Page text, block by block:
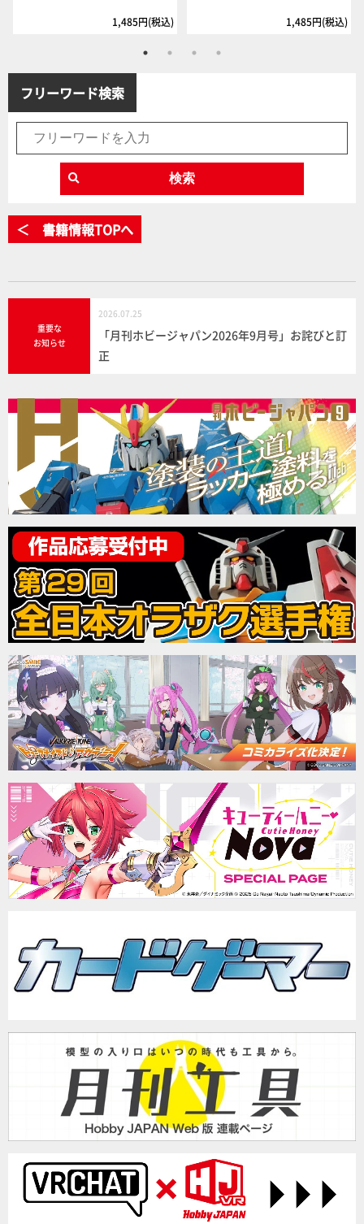
1,485円(税込) 1,485円(税込)
フリーワード検索
検索
＜ 書籍情報TOPへ
重要な
お知らせ
2026.07.25
「月刊ホビージャパン2026年9月号」お詫びと訂
正